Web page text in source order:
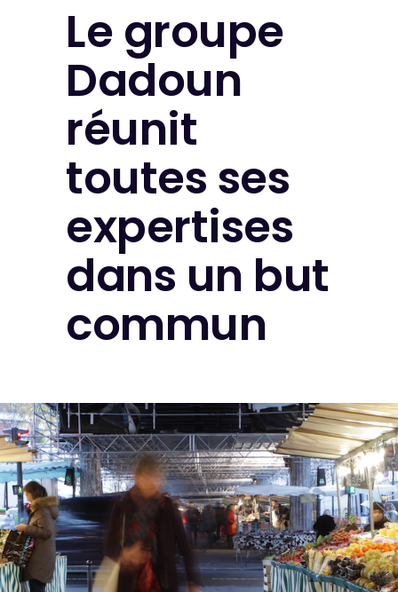
Le groupe
Dadoun
réunit
toutes ses
expertises
dans un but
commun